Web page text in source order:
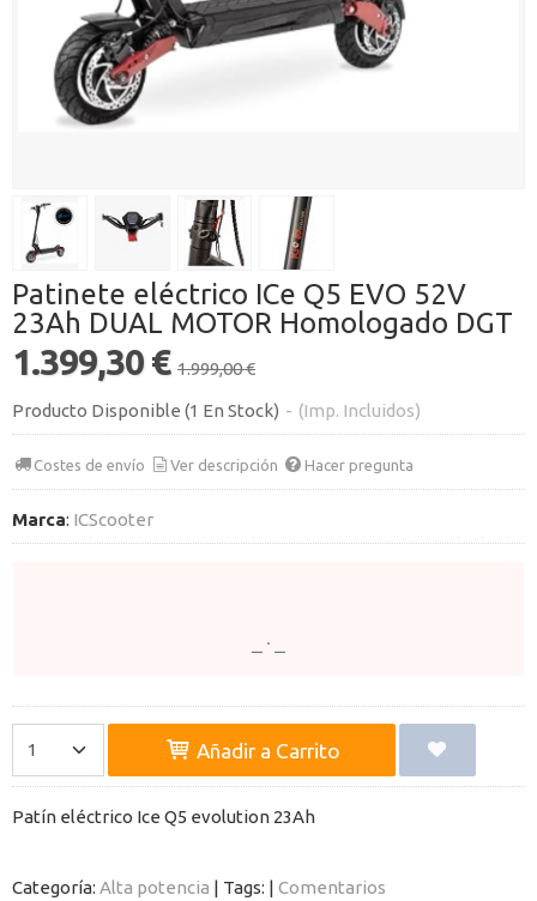
Patinete eléctrico ICe Q5 EVO 52V
23Ah DUAL MOTOR Homologado DGT
1.399,30 € 1.999,00 €
Producto Disponible (1 En Stock) - (Imp. Incluidos)
Costes de envío Ver descripción Hacer pregunta
Marca: ICScooter
Añadir a Carrito
Patín eléctrico Ice Q5 evolution 23Ah
Categoría: Alta potencia | Tags: | Comentarios